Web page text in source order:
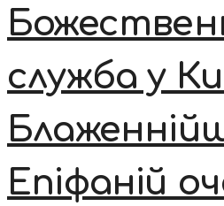
служба у
Епіфаній